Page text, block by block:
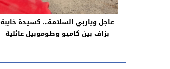
عاجل وياربي السلامة… كسيدة خايبة
بزاف بين كاميو وطوموبيل عائلية